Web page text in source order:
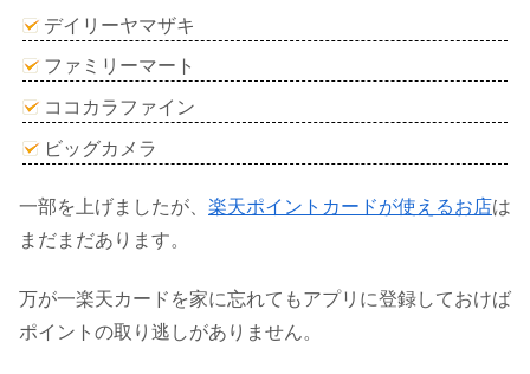
デイリーヤマザキ
ファミリーマート
ココカラファイン
ビッグカメラ
一部を上げましたが、 楽天ポイントカードが使えるお店は
まだまだあります。
万が一楽天カードを家に忘れてもアプリに登録しておけば
ポイントの取り逃しがありません。